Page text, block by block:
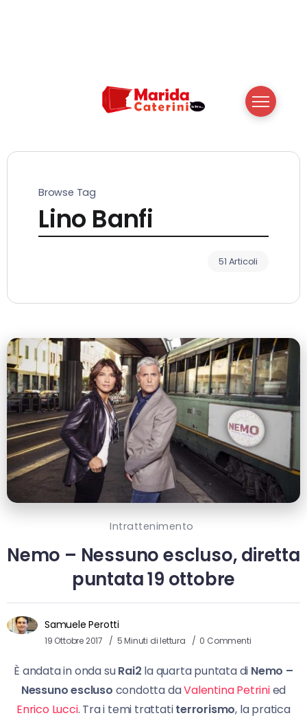
Browse Tag
Lino Banfi
51 Articoli
Intrattenimento
Nemo – Nessuno escluso, diretta
puntata 19 ottobre
Samuele Perotti
19 Ottobre 2017 5 Minuti di lettura 0 Commenti
È andata in onda suRai2 la quarta puntata di Nemo –
Nessuno escluso condotta daValentina Petrinied
Enrico Lucci. Tra i temi trattatiterrorismo, la pratica